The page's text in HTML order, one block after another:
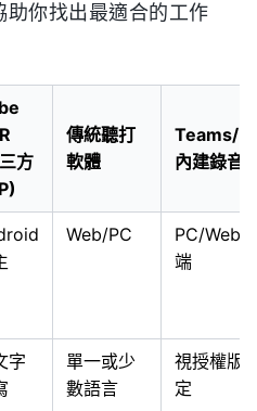
助你找出最適合的工作
方
傳統聽打
軟體
Teams/
內建錄音
Web/PC
PC/Web/
端
字
單一或少
數語言
視授權版
定